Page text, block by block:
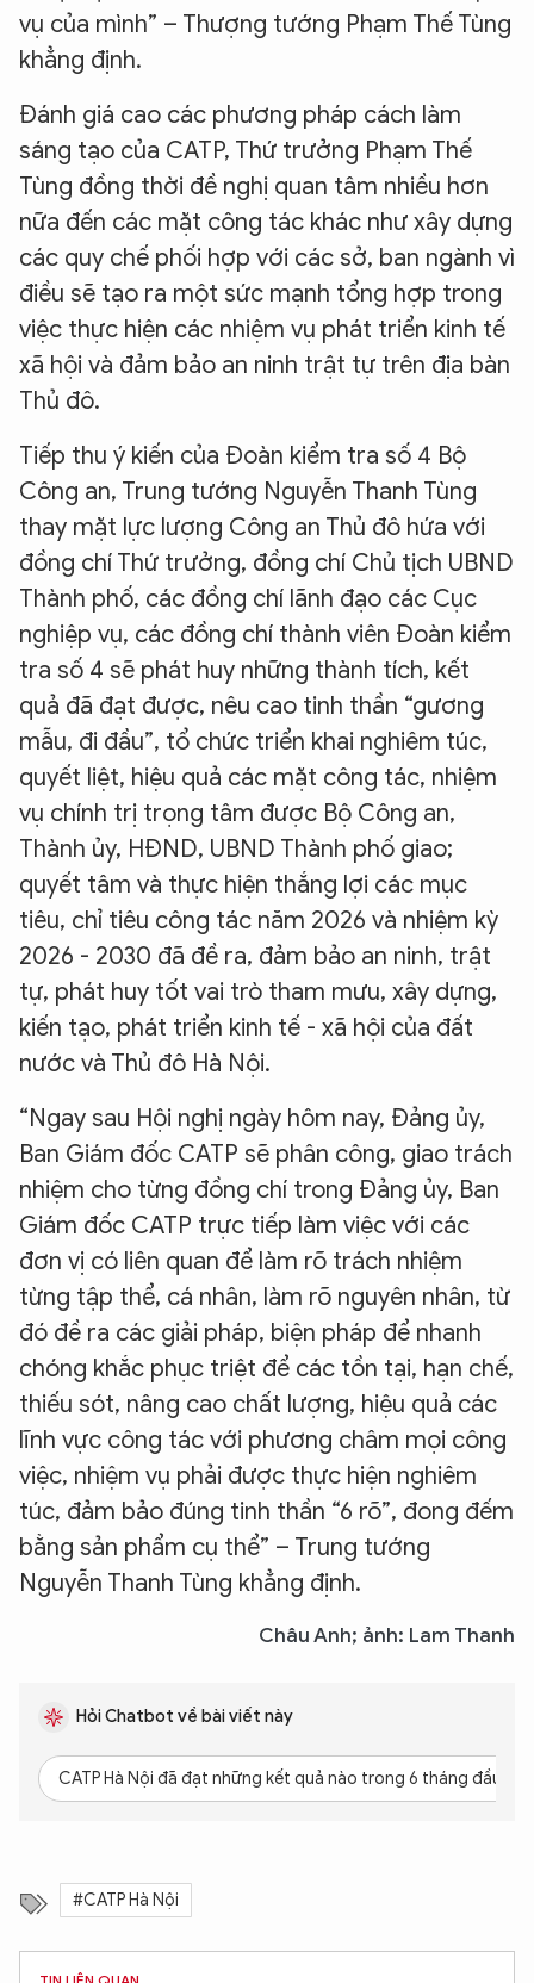
vụ của mình” – Thượng tướng Phạm Thế Tùng
khẳng định.
Đánh giá cao các phương pháp cách làm
sáng tạo của CATP, Thứ trưởng Phạm Thế
Tùng đồng thời đề nghị quan tâm nhiều hơn
nữa đến các mặt công tác khác như xây dựng
các quy chế phối hợp với các sở, ban ngành vì
điều sẽ tạo ra một sức mạnh tổng hợp trong
việc thực hiện các nhiệm vụ phát triển kinh tế
xã hội và đảm bảo an ninh trật tự trên địa bàn
Thủ đô.
Tiếp thu ý kiến của Đoàn kiểm tra số 4 Bộ
Công an, Trung tướng Nguyễn Thanh Tùng
thay mặt lực lượng Công an Thủ đô hứa với
đồng chí Thứ trưởng, đồng chí Chủ tịch UBND
Thành phố, các đồng chí lãnh đạo các Cục
nghiệp vụ, các đồng chí thành viên Đoàn kiểm
tra số 4 sẽ phát huy những thành tích, kết
quả đã đạt được, nêu cao tinh thần “gương
mẫu, đi đầu”, tổ chức triển khai nghiêm túc,
quyết liệt, hiệu quả các mặt công tác, nhiệm
vụ chính trị trọng tâm được Bộ Công an,
Thành ủy, HĐND, UBND Thành phố giao;
quyết tâm và thực hiện thắng lợi các mục
tiêu, chỉ tiêu công tác năm 2026 và nhiệm kỳ
2026 - 2030 đã đề ra, đảm bảo an ninh, trật
tự, phát huy tốt vai trò tham mưu, xây dựng,
kiến tạo, phát triển kinh tế - xã hội của đất
nước và Thủ đô Hà Nội.
“Ngay sau Hội nghị ngày hôm nay, Đảng ủy,
Ban Giám đốc CATP sẽ phân công, giao trách
nhiệm cho từng đồng chí trong Đảng ủy, Ban
Giám đốc CATP trực tiếp làm việc với các
đơn vị có liên quan để làm rõ trách nhiệm
từng tập thể, cá nhân, làm rõ nguyên nhân, từ
đó đề ra các giải pháp, biện pháp để nhanh
chóng khắc phục triệt để các tồn tại, hạn chế,
thiếu sót, nâng cao chất lượng, hiệu quả các
lĩnh vực công tác với phương châm mọi công
việc, nhiệm vụ phải được thực hiện nghiêm
túc, đảm bảo đúng tinh thần “6 rõ”, đong đếm
bằng sản phẩm cụ thể” – Trung tướng
Nguyễn Thanh Tùng khẳng định.
Châu Anh; ảnh: Lam Thanh
Hỏi Chatbot về bài viết này
CATP Hà Nội đã đạt những kết quả nào trong 6 tháng đầu
#CATP Hà Nội